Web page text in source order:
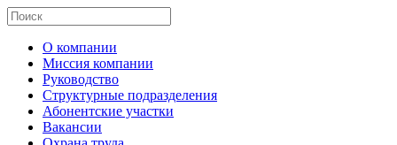
О компании
Миссия компании
Руководство
Структурные подразделения
Абонентские участки
Вакансии